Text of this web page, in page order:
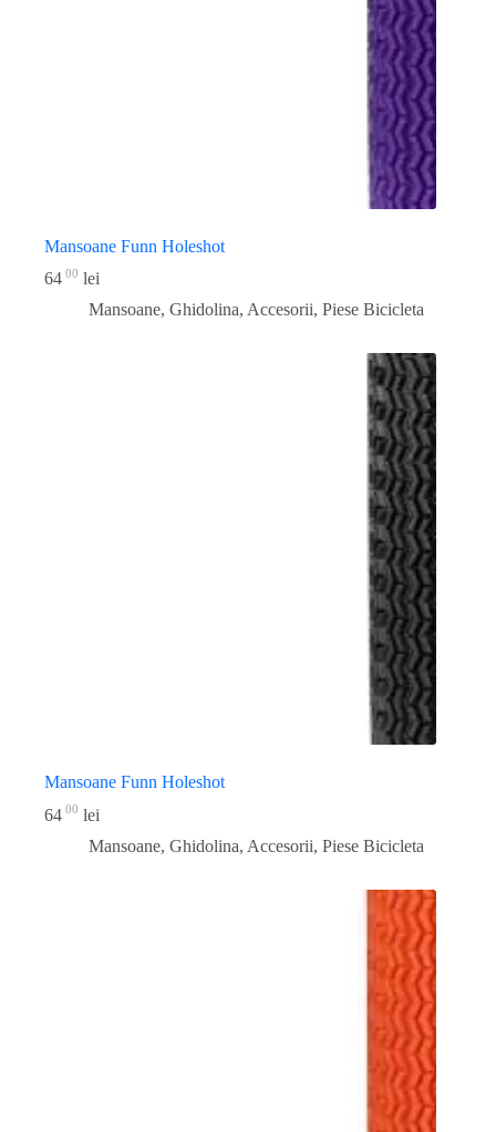
Mansoane Funn Holeshot
64 00 lei
Mansoane, Ghidolina, Accesorii, Piese Bicicleta
Mansoane Funn Holeshot
64 00 lei
Mansoane, Ghidolina, Accesorii, Piese Bicicleta